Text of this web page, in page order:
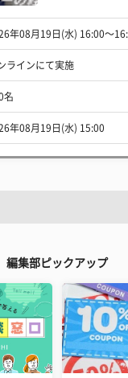
年08月19日(水) 16:00〜
ラインにて実施
名
年08月19日(水) 15:00
編集部ピックアップ